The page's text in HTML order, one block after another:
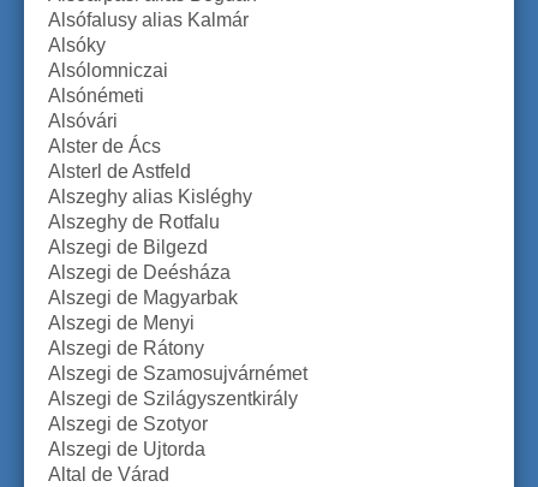
Alsófalusy alias Kalmár
Alsóky
Alsólomniczai
Alsónémeti
Alsóvári
Alster de Ács
Alsterl de Astfeld
Alszeghy alias Kisléghy
Alszeghy de Rotfalu
Alszegi de Bilgezd
Alszegi de Deésháza
Alszegi de Magyarbak
Alszegi de Menyi
Alszegi de Rátony
Alszegi de Szamosujvárnémet
Alszegi de Szilágyszentkirály
Alszegi de Szotyor
Alszegi de Ujtorda
Altal de Várad